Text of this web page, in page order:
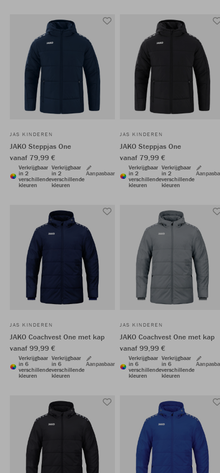
JAS KINDEREN
JAKO Steppjas One
vanaf 79,99 €
Verkrijgbaar
in 2
verschillende
kleuren
Verkrijgbaar
in 2
verschillende
kleuren
Aanpasbaar
JAS KINDEREN
JAKO Steppjas One
vanaf 79,99 €
Verkrijgbaar
in 2
verschillende
kleuren
Verkrijgbaar
in 2
verschillende
kleuren
JAS KINDEREN
JAKO Coachvest One met kap
vanaf 99,99 €
Verkrijgbaar
in 6
verschillende
kleuren
Verkrijgbaar
in 6
verschillende
kleuren
Aanpasbaar
JAS KINDEREN
JAKO Coachvest One met kap
vanaf 99,99 €
Verkrijgbaar
in 6
verschillende
kleuren
Verkrijgbaar
in 6
verschillende
kleuren